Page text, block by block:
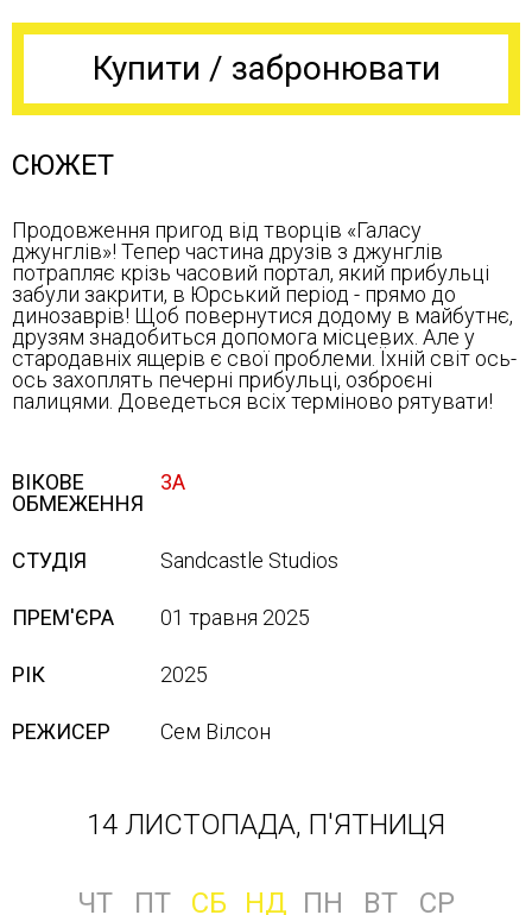
Купити / забронювати
СЮЖЕТ
Продовження пригод від творців «Галасу
джунглів»! Тепер частина друзів з джунглів
потрапляє крізь часовий портал, який прибульці
забули закрити, в Юрський період - прямо до
динозаврів! Щоб повернутися додому в майбутнє,
друзям знадобиться допомога місцевих. Але у
стародавніх ящерів є свої проблеми. Їхній світ ось-
ось захоплять печерні прибульці, озброєні
палицями. Доведеться всіх терміново рятувати!
ВІКОВЕ
ОБМЕЖЕННЯ
3А
СТУДІЯ Sandcastle Studios
ПРЕМ'ЄРА 01 травня 2025
РІК 2025
РЕЖИСЕР Сем Вілсон
14 ЛИСТОПАДА, П'ЯТНИЦЯ
ЧТ ПТ СБ НД ПН ВТ
СР